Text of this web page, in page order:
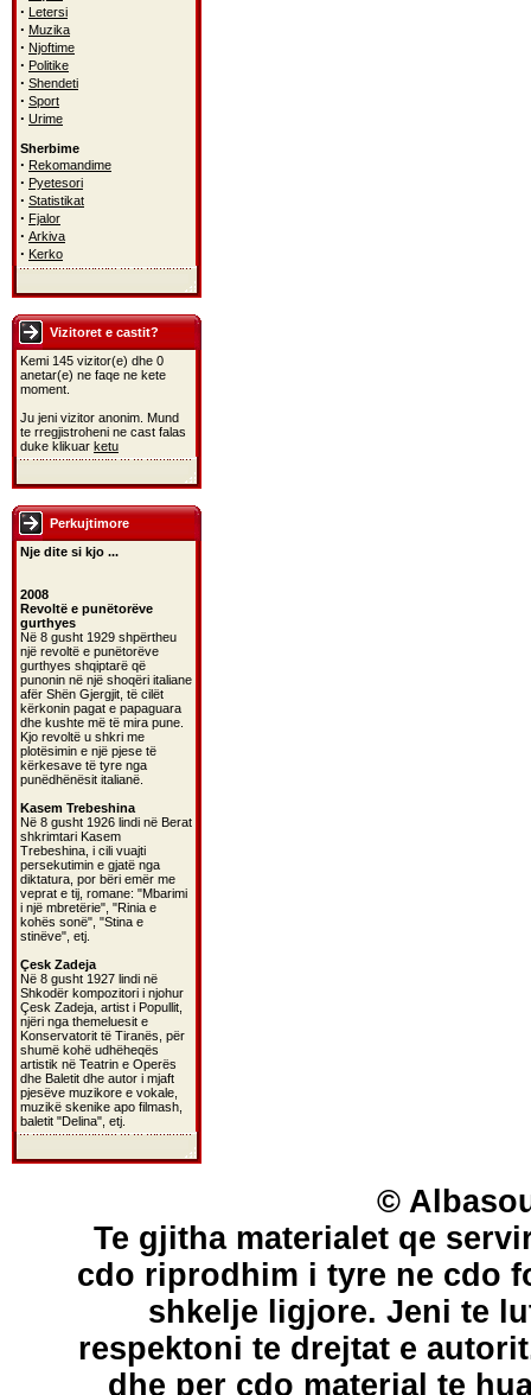
· Letersi
· Muzika
· Njoftime
· Politike
· Shendeti
· Sport
· Urime
Sherbime
· Rekomandime
· Pyetesori
· Statistikat
· Fjalor
· Arkiva
· Kerko
Vizitoret e castit?
Kemi 145 vizitor(e) dhe 0
anetar(e) ne faqe ne kete
moment.
Ju jeni vizitor anonim. Mund
te rregjistroheni ne cast falas
duke klikuar ketu
Perkujtimore
Nje dite si kjo ...
2008
Revoltë e punëtorëve
gurthyes
Në 8 gusht 1929 shpërtheu
një revoltë e punëtorëve
gurthyes shqiptarë që
punonin në një shoqëri italiane
afër Shën Gjergjit, të cilët
kërkonin pagat e papaguara
dhe kushte më të mira pune.
Kjo revoltë u shkri me
plotësimin e një pjese të
kërkesave të tyre nga
punëdhënësit italianë.
Kasem Trebeshina
Në 8 gusht 1926 lindi në Berat
shkrimtari Kasem
Trebeshina, i cili vuajti
persekutimin e gjatë nga
diktatura, por bëri emër me
veprat e tij, romane: "Mbarimi
i një mbretërie", "Rinia e
kohës sonë", "Stina e
stinëve", etj.
Çesk Zadeja
Në 8 gusht 1927 lindi në
Shkodër kompozitori i njohur
Çesk Zadeja, artist i Popullit,
njëri nga themeluesit e
Konservatorit të Tiranës, për
shumë kohë udhëheqës
artistik në Teatrin e Operës
dhe Baletit dhe autor i mjaft
pjesëve muzikore e vokale,
muzikë skenike apo filmash,
baletit "Delina", etj.
©
Te gjitha materialet qe
cdo riprodhim i tyre ne cdo
shkelje ligjore. Jeni te
respektoni te drejtat e
dhe per cdo material te